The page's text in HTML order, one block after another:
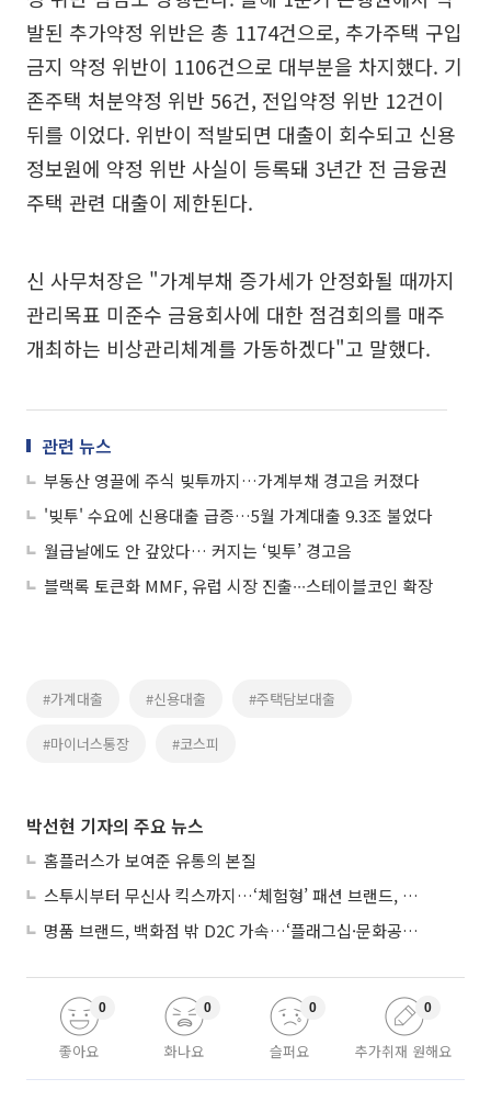
발된 추가약정 위반은 총 1174건으로, 추가주택 구입
금지 약정 위반이 1106건으로 대부분을 차지했다. 기
존주택 처분약정 위반 56건, 전입약정 위반 12건이
뒤를 이었다. 위반이 적발되면 대출이 회수되고 신용
정보원에 약정 위반 사실이 등록돼 3년간 전 금융권
주택 관련 대출이 제한된다.
신 사무처장은 "가계부채 증가세가 안정화될 때까지
관리목표 미준수 금융회사에 대한 점검회의를 매주
개최하는 비상관리체계를 가동하겠다"고 말했다.
관련 뉴스
부동산 영끌에 주식 빚투까지…가계부채 경고음 커졌다
'빚투' 수요에 신용대출 급증…5월 가계대출 9.3조 불었다
월급날에도 안 갚았다… 커지는 ‘빚투’ 경고음
블랙록 토큰화 MMF, 유럽 시장 진출∙∙∙스테이블코인 확장
#가계대출 #신용대출 #주택담보대출
#마이너스통장 #코스피
박선현 기자의 주요 뉴스
홈플러스가 보여준 유통의 본질
스투시부터 무신사 킥스까지…‘체험형’ 패션 브랜드, 잇단 제주행
명품 브랜드, 백화점 밖 D2C 가속…‘플래그십·문화공간’ 전략 눈길
좋아요
0
화나요
0
슬퍼요
0
추가취재 원해요
0